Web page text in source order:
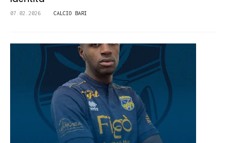
07.02.2026 CALCIO BARI